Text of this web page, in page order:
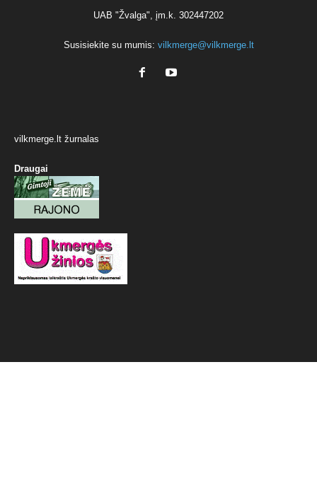
UAB "Žvalga", įm.k. 302447202
Susisiekite su mumis: vilkmerge@vilkmerge.lt
vilkmerge.lt žurnalas
Draugai